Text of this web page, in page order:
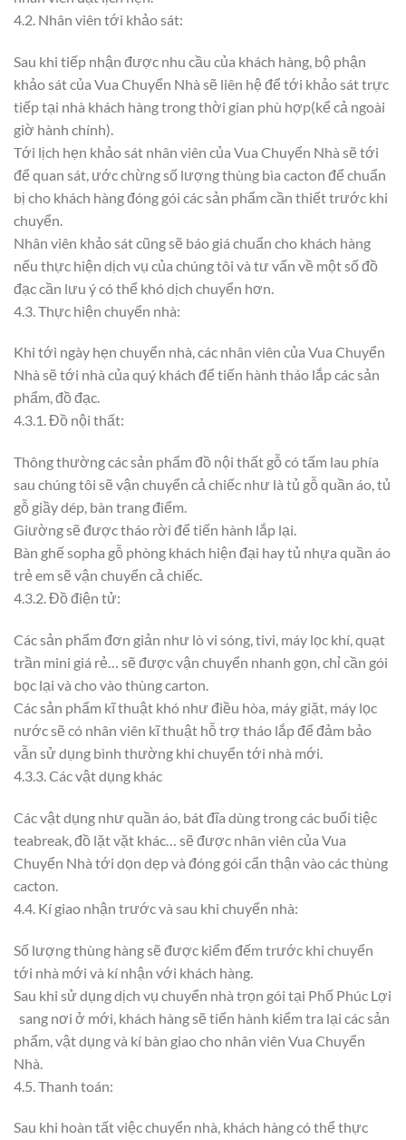
4.2. Nhân viên tới khảo sát:
Sau khi tiếp nhận được nhu cầu của khách hàng, bộ phận
khảo sát của Vua Chuyển Nhà sẽ liên hệ để tới khảo sát trực
tiếp tại nhà khách hàng trong thời gian phù hợp(kể cả ngoài
giờ hành chính).
Tới lịch hẹn khảo sát nhân viên của Vua Chuyển Nhà sẽ tới
để quan sát, ước chừng số lượng thùng bìa cacton để chuẩn
bị cho khách hàng đóng gói các sản phẩm cần thiết trước khi
chuyển.
Nhân viên khảo sát cũng sẽ báo giá chuẩn cho khách hàng
nếu thực hiện dịch vụ của chúng tôi và tư vấn về một số đồ
đạc cần lưu ý có thể khó dịch chuyển hơn.
4.3. Thực hiện chuyển nhà:
Khi tới ngày hẹn chuyển nhà, các nhân viên của Vua Chuyển
Nhà sẽ tới nhà của quý khách để tiến hành tháo lắp các sản
phẩm, đồ đạc.
4.3.1. Đồ nội thất:
Thông thường các sản phẩm đồ nội thất gỗ có tấm lau phía
sau chúng tôi sẽ vận chuyển cả chiếc như là tủ gỗ quần áo, tủ
gỗ giầy dép, bàn trang điểm.
Giường sẽ được tháo rời để tiến hành lắp lại.
Bàn ghế sopha gỗ phòng khách hiện đại hay tủ nhựa quần áo
trẻ em sẽ vận chuyển cả chiếc.
4.3.2. Đồ điện tử:
Các sản phẩm đơn giản như lò vi sóng, tivi, máy lọc khí, quạt
trần mini giá rẻ… sẽ được vận chuyển nhanh gọn, chỉ cần gói
bọc lại và cho vào thùng carton.
Các sản phẩm kĩ thuật khó như điều hòa, máy giặt, máy lọc
nước sẽ có nhân viên kĩ thuật hỗ trợ tháo lắp để đảm bảo
vẫn sử dụng bình thường khi chuyển tới nhà mới.
4.3.3. Các vật dụng khác
Các vật dụng như quần áo, bát đĩa dùng trong các buổi tiệc
teabreak, đồ lặt vặt khác… sẽ được nhân viên của Vua
Chuyển Nhà tới dọn dẹp và đóng gói cẩn thận vào các thùng
cacton.
4.4. Kí giao nhận trước và sau khi chuyển nhà:
Số lượng thùng hàng sẽ được kiểm đếm trước khi chuyển
tới nhà mới và kí nhận với khách hàng.
Sau khi sử dụng dịch vụ chuyển nhà trọn gói tại Phố Phúc Lợi
sang nơi ở mới, khách hàng sẽ tiến hành kiểm tra lại các sản
phẩm, vật dụng và kí bàn giao cho nhân viên Vua Chuyển
Nhà.
4.5. Thanh toán:
Sau khi hoàn tất việc chuyển nhà, khách hàng có thể thực